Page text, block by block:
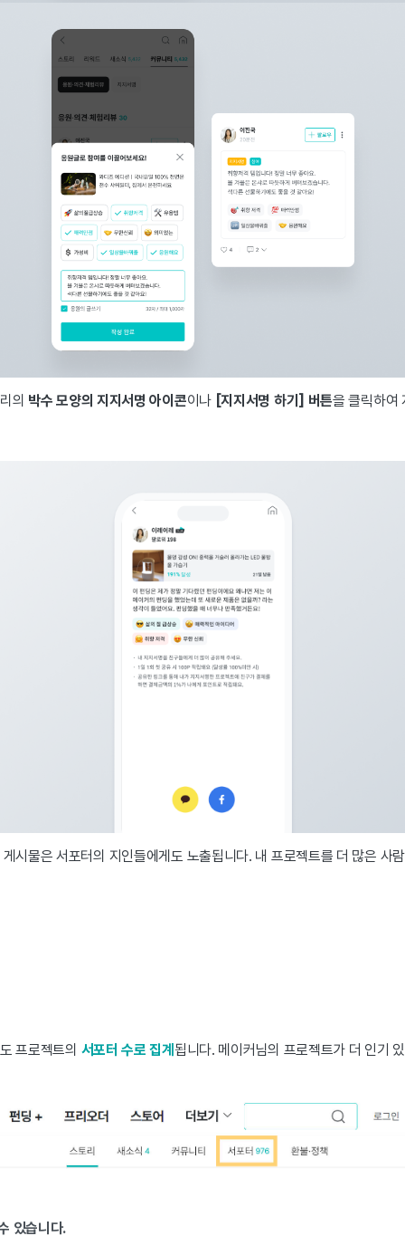
의 박수 모양의 지지서명 아이콘이나 [지지서명 하기] 버튼을 클릭하여
시물은 서포터의 지인들에게도 노출됩니다. 내 프로젝트를 더 많은 사
프로젝트의 서포터 수로 집계 됩니다. 메이커님의 프로젝트가 더 인기
있습니다.